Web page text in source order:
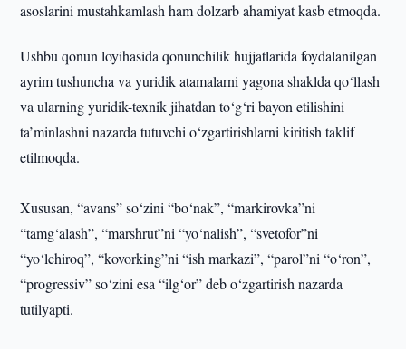
asoslarini mustahkamlash ham dolzarb ahamiyat kasb etmoqda.
Ushbu qonun loyihasida qonunchilik hujjatlarida foydalanilgan
ayrim tushuncha va yuridik atamalarni yagona shaklda qo‘llash
va ularning yuridik-texnik jihatdan to‘g‘ri bayon etilishini
ta’minlashni nazarda tutuvchi o‘zgartirishlarni kiritish taklif
etilmoqda.
Xususan, “avans” so‘zini “bo‘nak”, “markirovka”ni
“tamg‘alash”, “marshrut”ni “yo‘nalish”, “svetofor”ni
“yo‘lchiroq”, “kovorking”ni “ish markazi”, “parol”ni “o‘ron”,
“progressiv” so‘zini esa “ilg‘or” deb o‘zgartirish nazarda
tutilyapti.